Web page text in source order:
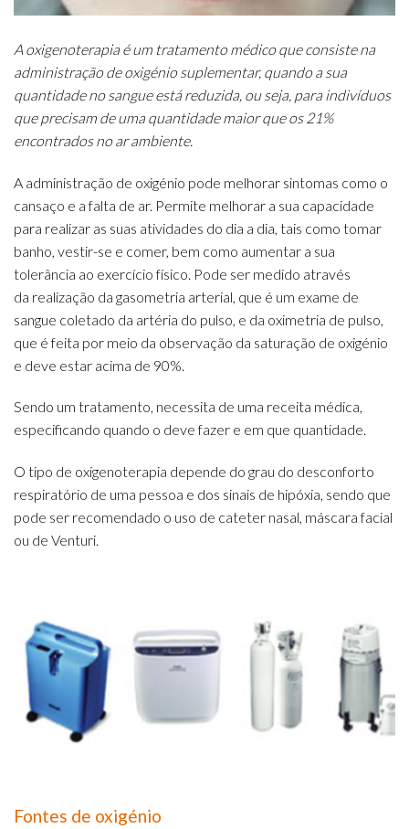
A oxigenoterapia é um tratamento médico que consiste na
administração de oxigénio suplementar, quando a sua
quantidade no sangue está reduzida, ou seja, para indivíduos
que precisam de uma quantidade maior que os 21%
encontrados no ar ambiente.
A administração de oxigénio pode melhorar sintomas como o
cansaço e a falta de ar. Permite melhorar a sua capacidade
para realizar as suas atividades do dia a dia, tais como tomar
banho, vestir-se e comer, bem como aumentar a sua
tolerância ao exercício físico. Pode ser medido através
da realização da gasometria arterial, que é um exame de
sangue coletado da artéria do pulso, e da oximetria de pulso,
que é feita por meio da observação da saturação de oxigénio
e deve estar acima de 90%.
Sendo um tratamento, necessita de uma receita médica,
especificando quando o deve fazer e em que quantidade.
O tipo de oxigenoterapia depende do grau do desconforto
respiratório de uma pessoa e dos sinais de hipóxia, sendo que
pode ser recomendado o uso de cateter nasal, máscara facial
ou de Venturi.
Fontes de oxigénio